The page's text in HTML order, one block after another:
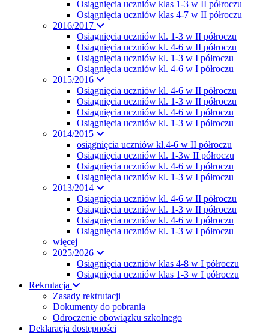
Osiągnięcia uczniów klas 1-3 w II półroczu
Osiągnięcia uczniów klas 4-7 w II półroczu
2016/2017
Osiągnięcia uczniów kl. 1-3 w II półroczu
Osiągnięcia uczniów kl. 4-6 w II półroczu
Osiągnięcia uczniów kl. 1-3 w I półroczu
Osiągnięcia uczniów kl. 4-6 w I półroczu
2015/2016
Osiągnięcia uczniów kl. 4-6 w II półroczu
Osiągnięcia uczniów kl. 1-3 w II półroczu
Osiągnięcia uczniów kl. 4-6 w I półroczu
Osiągnięcia uczniów kl. 1-3 w I półroczu
2014/2015
osiągnięcia uczniów kl.4-6 w II półroczu
Osiągnięcia uczniów kl. 1-3w II półroczu
Osiągnięcia uczniów kl. 4-6 w I półroczu
Osiągnięcia uczniów kl. 1-3 w I półroczu
2013/2014
Osiągnięcia uczniów kl. 4-6 w II półroczu
Osiągnięcia uczniów kl. 1-3 w II półroczu
Osiągnięcia uczniów kl. 4-6 w I półroczu
Osiągnięcia uczniów kl. 1-3 w I półroczu
więcej
2025/2026
Osiągnięcia uczniów klas 4-8 w I półroczu
Osiągnięcia uczniów klas 1-3 w I półroczu
Rekrutacja
Zasady rektrutacji
Dokumenty do pobrania
Odroczenie obowiązku szkolnego
Deklaracja dostępności